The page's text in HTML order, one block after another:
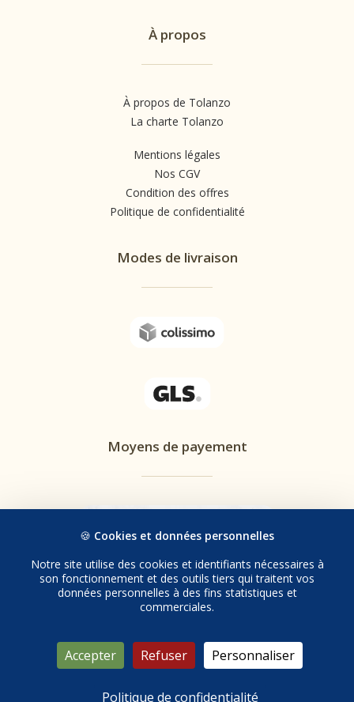
À propos
À propos de Tolanzo
La charte Tolanzo
Mentions légales
Nos CGV
Condition des offres
Politique de confidentialité
Modes de livraison
Moyens de payement
🍪 Cookies et données personnelles
Notre site utilise des cookies et identifiants nécessaires à
son fonctionnement et des outils tiers qui traitent vos
données personnelles à des fins statistiques et
commerciales.
Accepter Refuser Personnaliser
Politique de confidentialité